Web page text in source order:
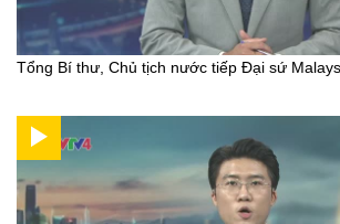
Tổng Bí thư, Chủ tịch nước tiếp Đại sứ